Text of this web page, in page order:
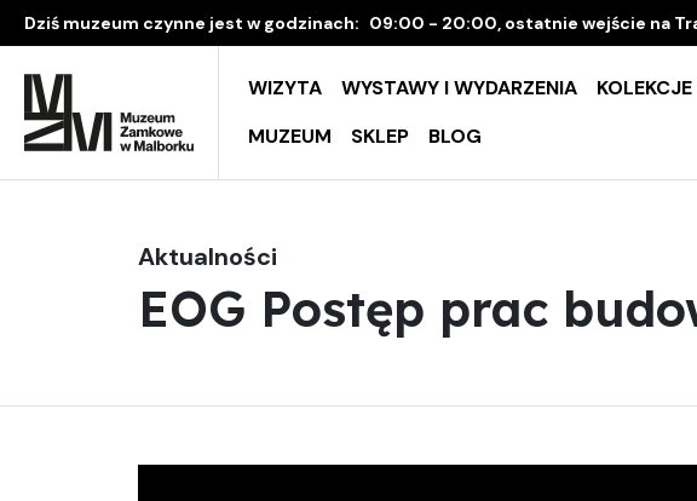
Dziś muzeum czynne jest w godzinach: 09:00 - 20:00, ostatnie wejście na
WIZYTA WYSTAWY I WYDARZENIA KOLEKCJE
MUZEUM
SKLEP BLOG
Aktualności
EOG Postęp prac